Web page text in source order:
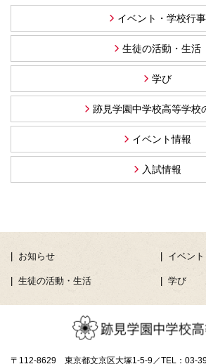
イベント・学校行事
生徒の活動・生活
学び
跡見学園中学校高等学校
イベント情報
入試情報
お知らせ イベン
生徒の活動・生活 学び
〒112-8629 東京都文京区大塚1-5-9／TEL：03-